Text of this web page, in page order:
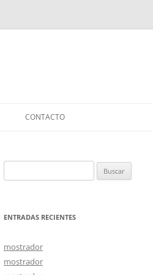
CONTACTO
ENTRADAS RECIENTES
mostrador
mostrador